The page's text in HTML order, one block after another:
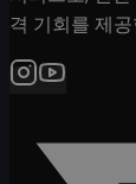
격 기회를 제